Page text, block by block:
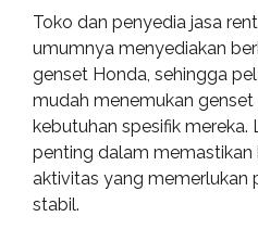
Toko dan penyedia jasa
umumnya menyediakan
genset Honda, sehingga
mudah menemukan
kebutuhan spesifik mereka.
penting dalam memastikan
aktivitas yang memerlukan
stabil.